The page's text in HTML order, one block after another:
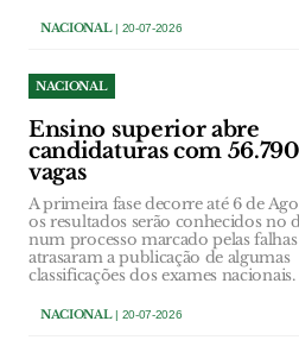
NACIONAL| 20-07-2026
NACIONAL
Ensino superior abre
candidaturas com 56.790
vagas
A primeira fase decorre até 6 de
os resultados serão conhecidos no
num processo marcado pelas
atrasaram a publicação de algumas
classificações dos exames nacionais.
NACIONAL| 20-07-2026